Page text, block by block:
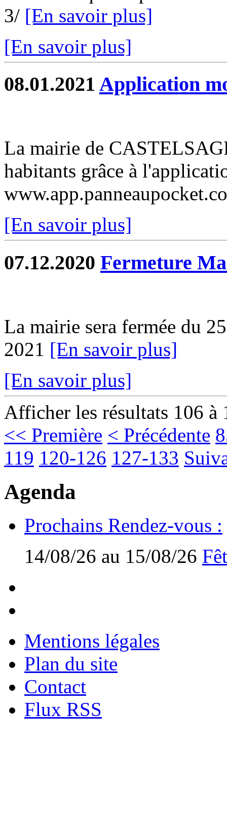
3/ [En savoir plus]
[En savoir plus]
08.01.2021 Application
La mairie de
habitants grâce à
[En savoir plus]
07.12.2020 Fermeture
La mairie sera fermée du
2021 [En savoir plus]
[En savoir plus]
Afficher les résultats 106 à
<< Première < Précédente
119 120-126 127-133
Agenda
Prochains Rendez-vous :
14/08/26 au 15/08/26
Mentions légales
Plan du site
Contact
Flux RSS